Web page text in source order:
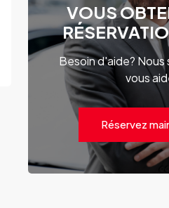
VOUS
Besoin d'aide? Nous
vous
Réservez